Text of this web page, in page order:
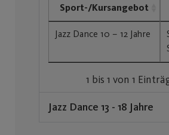
Sport-/Kursangebot
Jazz Dance 10 – 12 Jahre
1 bis 1 von 1
Jazz Dance 13 - 18 Jahre